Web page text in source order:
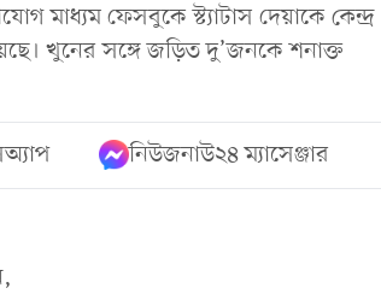
মাধ্যম ফেসবুকে স্ট্যাটাস দেয়াকে কেন্দ্র
খুনের সঙ্গে জড়িত দু’জনকে শনাক্ত
নিউজনাউ২৪ ম্যাসেঞ্জার